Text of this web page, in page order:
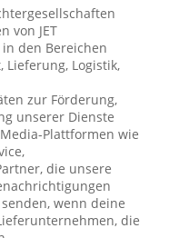
von JET
den Bereichen
Lieferung, Logistik,
zur Förderung,
unserer Dienste
Plattformen wie
die unsere
wenn deine
die